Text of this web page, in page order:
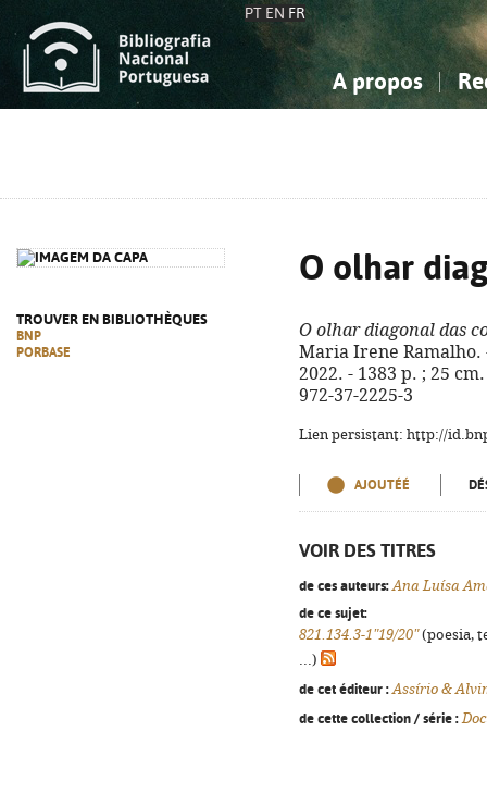
PT EN FR
A propos
TROUVER EN BIBLIOTHÈQUES
BNP
PORBASE
O olhar
O olhar diagonal das
Maria Irene Ramalho.
2022. - 1383 p. ; 25
972-37-2225-3
Lien persistant: http://
AJOUTÉÉ
VOIR DES TITRES
de ces auteurs: Ana Luísa
de ce sujet:
821.134.3-1"19/20"(poesia,
...)
de cet éditeur : Assírio &
de cette collection / série :